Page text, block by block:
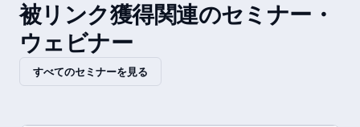
被リンク獲得関連のセミナー・
ウェビナー
すべてのセミナーを見る